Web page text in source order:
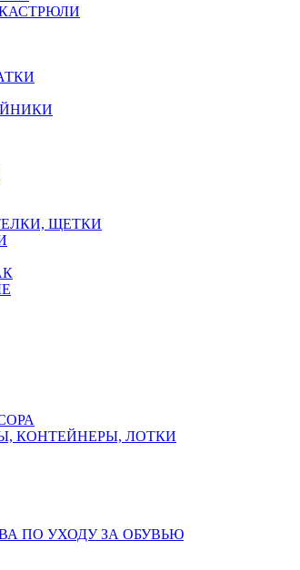
ЩЕТКИ
КОНТЕЙНЕРЫ, ЛОТКИ
ПО УХОДУ ЗА ОБУВЬЮ